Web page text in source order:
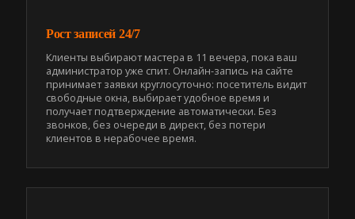
Рост записей 24/7
Клиенты выбирают мастера в 11 вечера, пока ваш
администратор уже спит. Онлайн-запись на сайте
принимает заявки круглосуточно: посетитель видит
свободные окна, выбирает удобное время и
получает подтверждение автоматически. Без
звонков, без очереди в директ, без потери
клиентов в нерабочее время.